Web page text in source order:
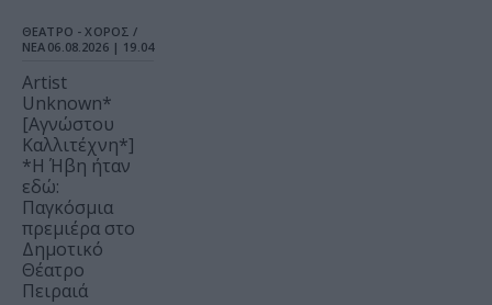
ΘΕΑΤΡΟ - ΧΟΡΟΣ /
ΝΕΑ 06.08.2026 | 19.04
Artist
Unknown*
[Αγνώστου
Καλλιτέχνη*]
*Η Ήβη ήταν
εδώ:
Παγκόσμια
πρεμιέρα στο
Δημοτικό
Θέατρο
Πειραιά